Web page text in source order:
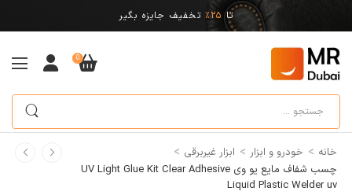
تا 25% تخفیف جایزه بگیر
0
خانه > خودرو و ابزار > ابزار غیربرقی >
چسب شفاف مایع یو وی UV Light Glue Kit Clear Adhesive
Liquid Plastic Welder uv